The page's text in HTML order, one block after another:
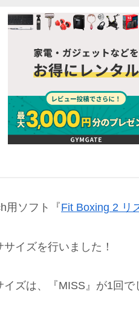
用ソフト『Fit Boxing 2 リ
イズを行いました！
イズは、『MISS』が1回